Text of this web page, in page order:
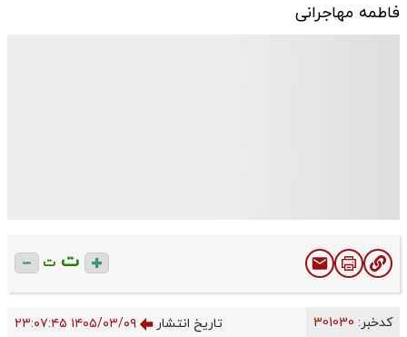
فاطمه مهاجرانی
ت ت
کدخبر: تاریخ انتشار ۱۴۰۵/۰۳/۰۹ ۲۳:۰۷:۴۵